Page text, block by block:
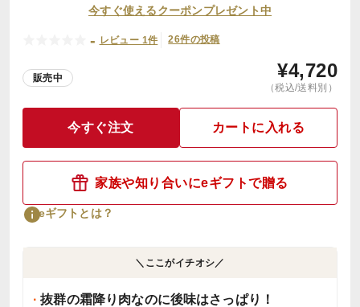
今すぐ使えるクーポンプレゼント中
- レビュー 1件 26件の投稿
販売中 ¥4,720
（税込/送料別）
今すぐ注文 カートに入れる
家族や知り合いにeギフトで贈る
eギフトとは？
＼ここがイチオシ／
抜群の霜降り肉なのに後味はさっぱり！